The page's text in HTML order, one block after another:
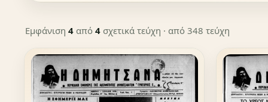
Εμφάνιση 4από 4σχετικά τεύχη · από 348 τεύχη